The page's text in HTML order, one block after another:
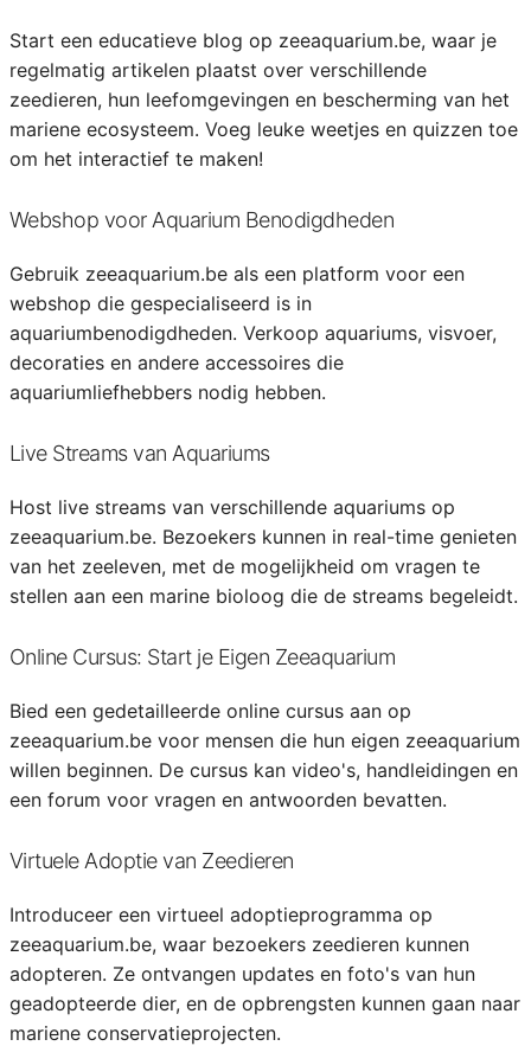
Start een educatieve blog op zeeaquarium.be, waar je
regelmatig artikelen plaatst over verschillende
zeedieren, hun leefomgevingen en bescherming van het
mariene ecosysteem. Voeg leuke weetjes en quizzen toe
om het interactief te maken!
Webshop voor Aquarium Benodigdheden
Gebruik zeeaquarium.be als een platform voor een
webshop die gespecialiseerd is in
aquariumbenodigdheden. Verkoop aquariums, visvoer,
decoraties en andere accessoires die
aquariumliefhebbers nodig hebben.
Live Streams van Aquariums
Host live streams van verschillende aquariums op
zeeaquarium.be. Bezoekers kunnen in real-time genieten
van het zeeleven, met de mogelijkheid om vragen te
stellen aan een marine bioloog die de streams begeleidt.
Online Cursus: Start je Eigen Zeeaquarium
Bied een gedetailleerde online cursus aan op
zeeaquarium.be voor mensen die hun eigen zeeaquarium
willen beginnen. De cursus kan video's, handleidingen en
een forum voor vragen en antwoorden bevatten.
Virtuele Adoptie van Zeedieren
Introduceer een virtueel adoptieprogramma op
zeeaquarium.be, waar bezoekers zeedieren kunnen
adopteren. Ze ontvangen updates en foto's van hun
geadopteerde dier, en de opbrengsten kunnen gaan naar
mariene conservatieprojecten.